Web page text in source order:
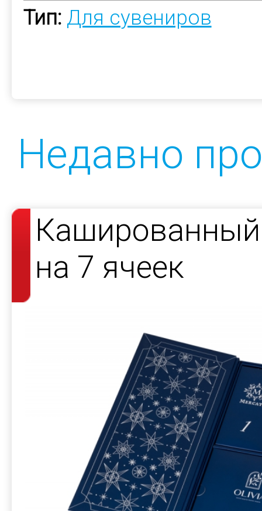
Тип: Для сувениров
Недавно
Кашированный
на 7 ячеек